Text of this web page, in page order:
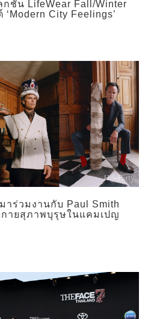
กชัน LifeWear Fall/Winter
City Feelings’
าร่วมงานกับ Paul Smith
ายสุภาพบุรุษในแคมเปญ